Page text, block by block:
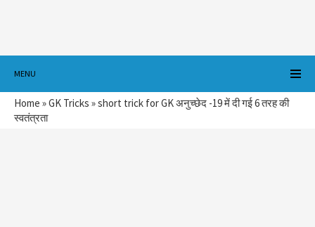
MENU
Home »GK Tricks »short trick for GK अनुच्छेद -19 में दी गई 6 तरह की
स्वतंत्रता